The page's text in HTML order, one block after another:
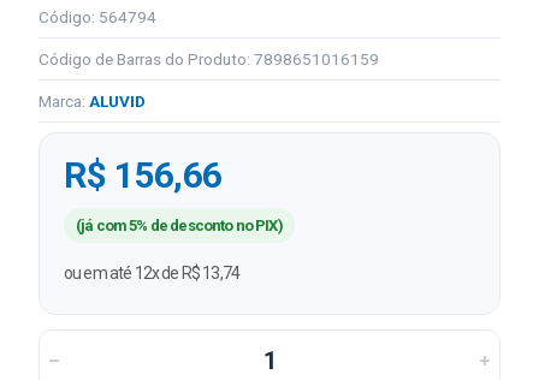
Código: 564794
Código de Barras do Produto: 7898651016159
Marca: ALUVID
R$ 156,66
(já com 5% de desconto no PIX)
ou em até 12x de R$ 13,74